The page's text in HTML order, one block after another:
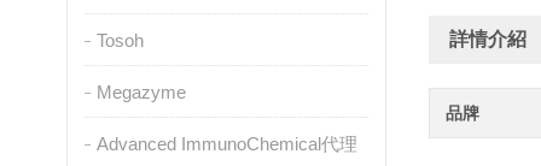
Tosoh
Megazyme
Advanced ImmunoChemical代理
詳情介紹
品牌